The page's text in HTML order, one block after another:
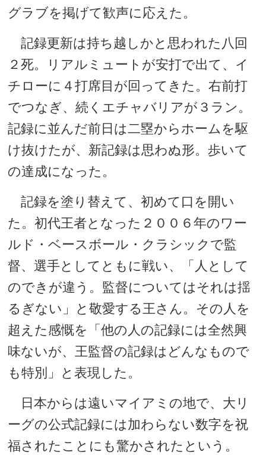
グラブを掲げて歓声に応えた。
記録更新は持ち越しかと思われた八回
２死。リアルミュートが安打で出て、イ
チローに４打席目が回ってきた。右前打
でつなぎ、続くエチャバリアが３ラン。
記録に並んだ前日は二塁からホームを駆
け抜けたが、新記録は思わぬ形。歩いて
の達成になった。
記録を塗り替えて、初めて口を開い
た。初代王者となった２００６年のワー
ルド・ベースボール・クラシックで監
督、選手としてともに戦い、「人として
のできが違う。監督についてはそれは揺
るぎない」と敬愛する王さん。その人を
超えた感慨を「他の人の記録には全然興
味ないが、王監督の記録はどんなもので
も特別」と表現した。
日本からは遠いマイアミの地で、大リ
ーグの公式記録には加わらない数字を祝
福されたことにも驚かされたという。